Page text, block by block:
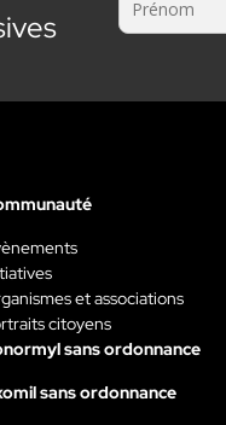
et associations
citoyens
sans ordonnance
sans ordonnance